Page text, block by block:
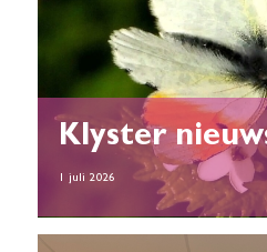
Klyster
1 juli 2026